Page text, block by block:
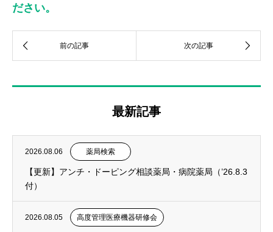
ださい。
最新記事
2026.08.06 薬局検索
【更新】アンチ・ドーピング相談薬局・病院薬局（’26.8.3
付）
2026.08.05 高度管理医療機器研修会